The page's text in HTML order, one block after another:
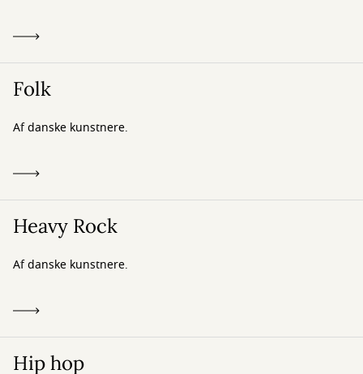
Folk
Af danske kunstnere.
Heavy Rock
Af danske kunstnere.
Hip hop